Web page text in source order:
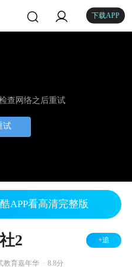
下载APP
查网络之后重试
试
APP看高清完整版
2 +追
教育嘉年华 8.8分